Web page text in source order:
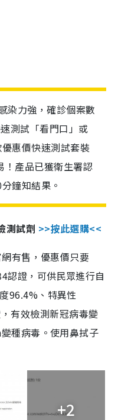
染力強，確診個案數
測試「看門口」或
惠價快速測試套裝
！產品已獲衛生署認
鐘知結果。
測試劑 >>按此選購<<
有售，優惠價只要
認證，可供民眾進行自
96.4%、特異性
有效檢測新冠病毒變
種病毒。使用鼻拭子
+2